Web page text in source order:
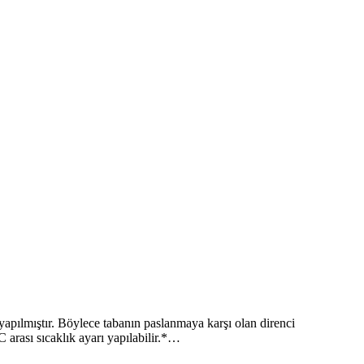
Böylece tabanın paslanmaya karşı olan direnci
sıcaklık ayarı yapılabilir.*…